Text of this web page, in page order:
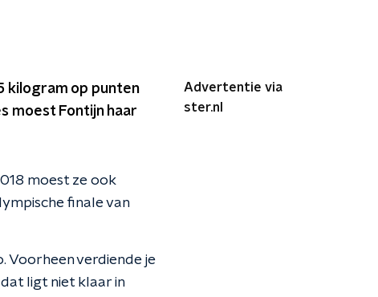
kilogram op punten
moest Fontijn haar
moest ze ook
finale van
Voorheen verdiende je
ligt niet klaar in
Advertentie via
ster.nl